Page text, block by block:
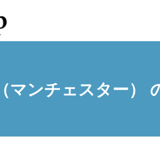
マンチェスター）